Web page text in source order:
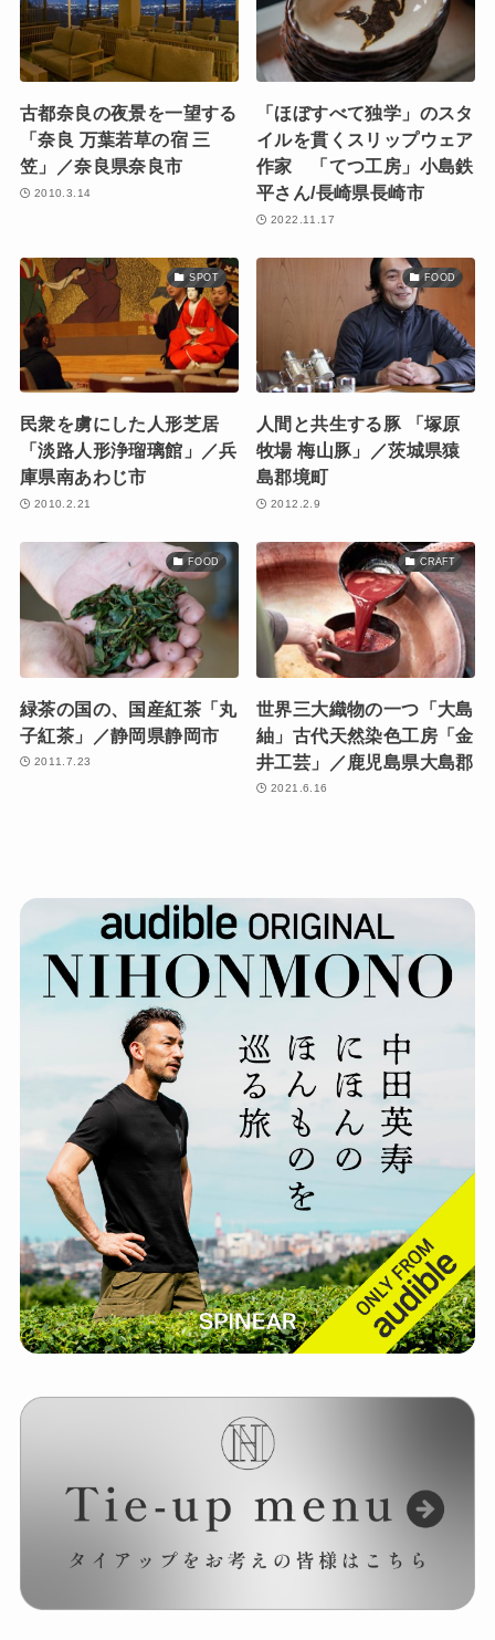
古都奈良の夜景を一望する
「奈良 万葉若草の宿 三
笠」／奈良県奈良市
2010.3.14
「ほぼすべて独学」のスタ
イルを貫くスリップウェア
作家 「てつ工房」小島鉄
平さん/長崎県長崎市
2022.11.17
SPOT
民衆を虜にした人形芝居
「淡路人形浄瑠璃館」／兵
庫県南あわじ市
2010.2.21
FOOD
人間と共生する豚 「塚原
牧場 梅山豚」／茨城県猿
島郡境町
2012.2.9
FOOD
緑茶の国の、国産紅茶「丸
子紅茶」／静岡県静岡市
2011.7.23
CRAFT
世界三大織物の一つ「大島
紬」古代天然染色工房「金
井工芸」／鹿児島県大島郡
2021.6.16